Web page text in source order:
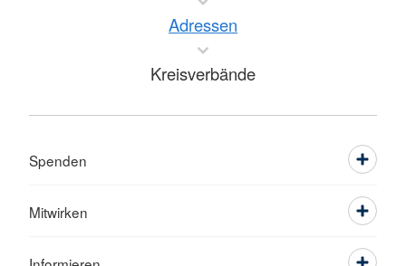
Adressen
Kreisverbände
Spenden
Mitwirken